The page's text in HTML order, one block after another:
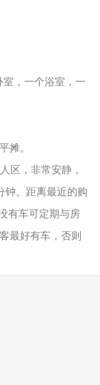
，一个浴室，一
摊。
区，非常安静，
钟。距离最近的购
有车可定期与房
最好有车，否则